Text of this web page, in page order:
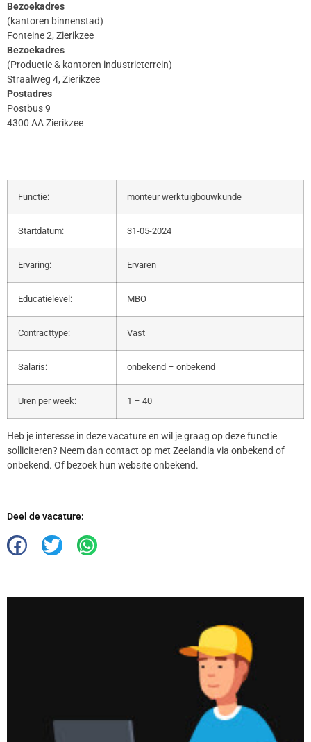
Bezoekadres
(kantoren binnenstad)
Fonteine 2, Zierikzee
Bezoekadres
(Productie & kantoren industrieterrein)
Straalweg 4, Zierikzee
Postadres
Postbus 9
4300 AA Zierikzee
Functie: monteur werktuigbouwkunde
Startdatum: 31-05-2024
Ervaring: Ervaren
Educatielevel: MBO
Contracttype: Vast
Salaris: onbekend – onbekend
Uren per week: 1 – 40
Heb je interesse in deze vacature en wil je graag op deze functie
solliciteren? Neem dan contact op met Zeelandia via onbekend of
onbekend. Of bezoek hun website onbekend.
Deel de vacature: